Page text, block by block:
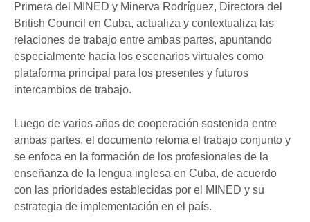
Primera del MINED y Minerva Rodríguez, Directora del
British Council en Cuba, actualiza y contextualiza las
relaciones de trabajo entre ambas partes, apuntando
especialmente hacia los escenarios virtuales como
plataforma principal para los presentes y futuros
intercambios de trabajo.
Luego de varios años de cooperación sostenida entre
ambas partes, el documento retoma el trabajo conjunto y
se enfoca en la formación de los profesionales de la
enseñanza de la lengua inglesa en Cuba, de acuerdo
con las prioridades establecidas por el MINED y su
estrategia de implementación en el país.